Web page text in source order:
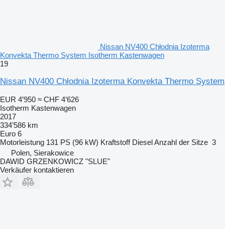
Nissan NV400 Chłodnia Izoterma
Konvekta Thermo System Isotherm Kastenwagen
19
Nissan NV400 Chłodnia Izoterma Konvekta Thermo System
EUR 4’950 ≈ CHF 4’626
Isotherm Kastenwagen
2017
334’586 km
Euro 6
Motorleistung 131 PS (96 kW) Kraftstoff DieselAnzahl der Sitze 3
Polen, Sierakowice
DAWID GRZENKOWICZ "SLUE"
Verkäufer kontaktieren